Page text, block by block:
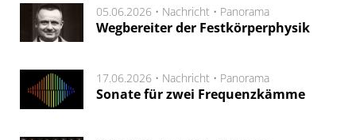
05.06.2026 • Nachricht • Panorama
Wegbereiter der Festkörperphysik
17.06.2026 • Nachricht • Panorama
Sonate für zwei Frequenzkämme